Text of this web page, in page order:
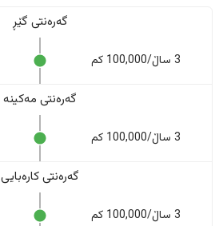
گەرەنتی گێڕ
3 ساڵ/100,000 کم
گەرەنتی مەکینە
3 ساڵ/100,000 کم
گەرەنتی کارەبایی
3 ساڵ/100,000 کم